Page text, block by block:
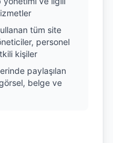
tüm site
personel
kişiler
paylaşılan
belge ve